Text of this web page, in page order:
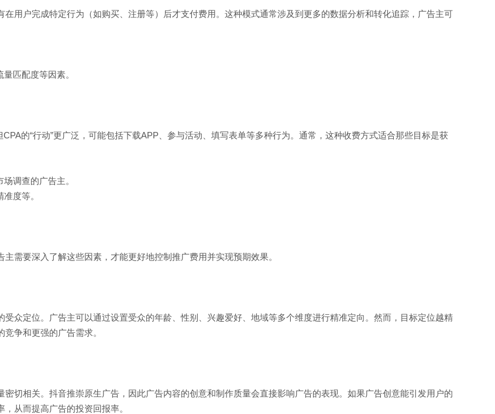
用户完成特定行为（如购买、注册等）后才支付费用。这种模式通常涉及到更多的数据分析和转化追踪，广告主可
匹配度等因素。
的“行动”更广泛，可能包括下载APP、参与活动、填写表单等多种行为。通常，这种收费方式适合那些目标是获
调查的广告主。
度等。
需要深入了解这些因素，才能更好地控制推广费用并实现预期效果。
众定位。广告主可以通过设置受众的年龄、性别、兴趣爱好、地域等多个维度进行精准定向。然而，目标定位越精
争和更强的广告需求。
切相关。抖音推崇原生广告，因此广告内容的创意和制作质量会直接影响广告的表现。如果广告创意能引发用户的
从而提高广告的投资回报率。